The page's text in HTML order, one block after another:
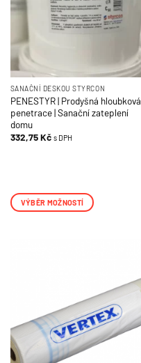
na
SANAČNÍ DESKOU STYRCON
PENESTYR | Prodyšná hloubková
penetrace | Sanační zateplení
domu
332,75Kč s DPH
VÝBĚR MOŽNOSTÍ
vybrat
na
stránce